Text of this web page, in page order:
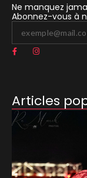
Ne manquez
Abonnez-vous à
Articles